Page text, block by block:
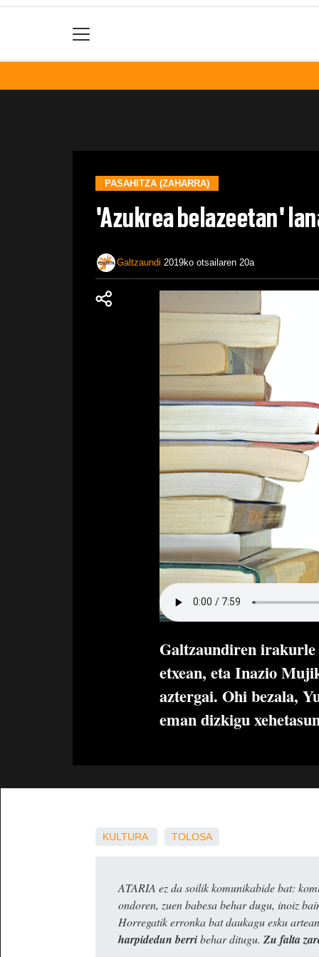
PASAHITZA (ZAHARRA)
'Azukrea belazeetan'
Galtzaundi 2019ko otsailaren 20a
Galtzaundiren irakurle
etxean, eta Inazio
aztergai. Ohi bezala,
eman dizkigu
KULTURA TOLOSA
ATARIA ez da soilik komunikabide bat:
ondoren, zuen babesa behar dugu, inoiz
Horregatik erronka bat daukagu esku
harpidedun berribehar ditugu. Zu falta